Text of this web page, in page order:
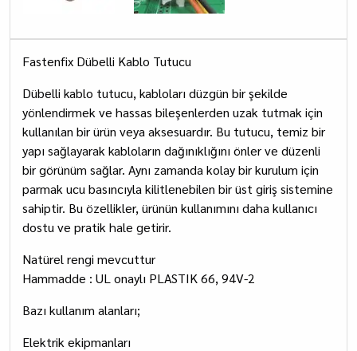
Fastenfix Dübelli Kablo Tutucu
Dübelli kablo tutucu, kabloları düzgün bir şekilde
yönlendirmek ve hassas bileşenlerden uzak tutmak için
kullanılan bir ürün veya aksesuardır. Bu tutucu, temiz bir
yapı sağlayarak kabloların dağınıklığını önler ve düzenli
bir görünüm sağlar. Aynı zamanda kolay bir kurulum için
parmak ucu basıncıyla kilitlenebilen bir üst giriş sistemine
sahiptir. Bu özellikler, ürünün kullanımını daha kullanıcı
dostu ve pratik hale getirir.
Natürel rengi mevcuttur
Hammadde : UL onaylı PLASTIK 66, 94V-2
Bazı kullanım alanları;
Elektrik ekipmanları